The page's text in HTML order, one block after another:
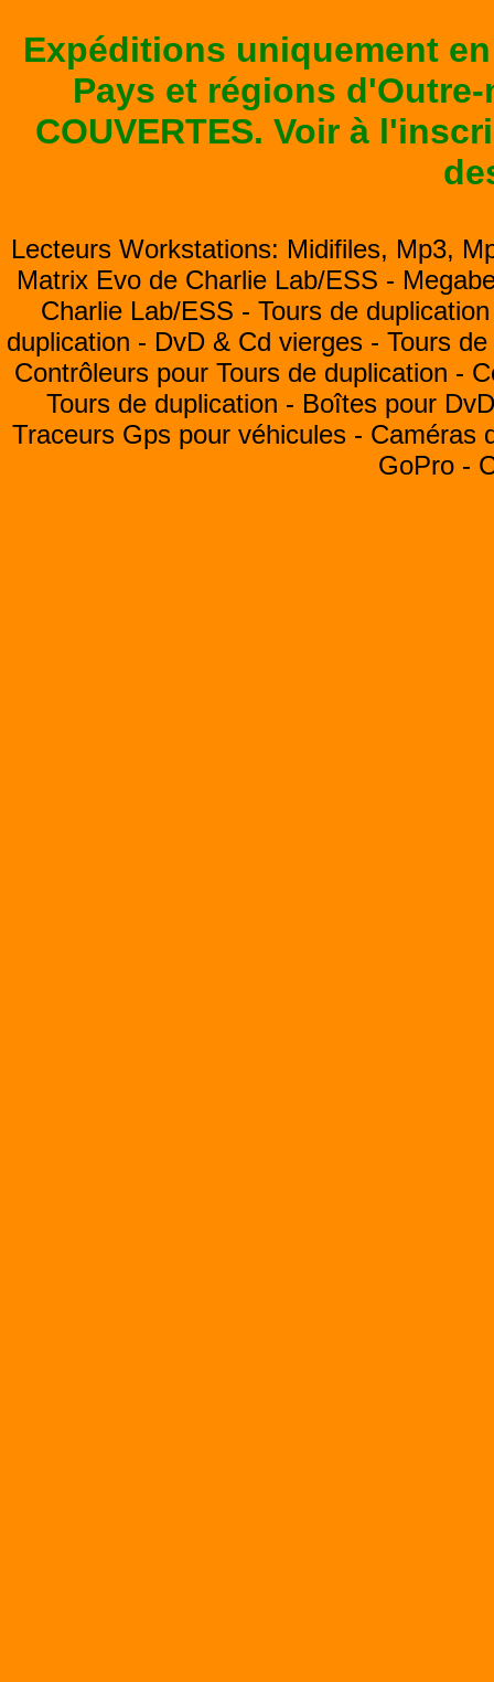
Expéditions uniquement
Pays et régions
COUVERTES. Voir à
Lecteurs Workstations: Midifiles, Mp3,
Matrix Evo de Charlie Lab/ESS -
Charlie Lab/ESS - Tours de
duplication - DvD & Cd vierges - Tours
Contrôleurs pour Tours de duplication -
Tours de duplication - Boîtes pour
Traceurs Gps pour véhicules - Caméras
GoPro -